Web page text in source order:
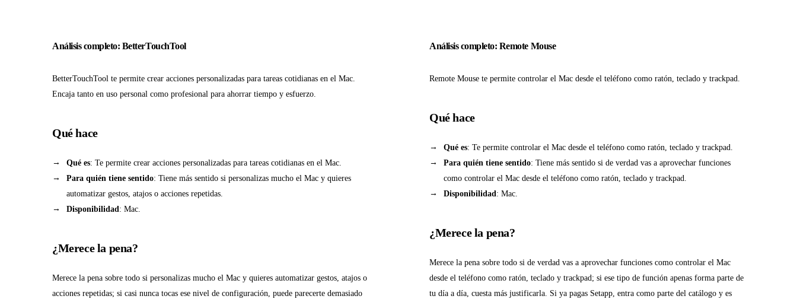
Análisis completo: BetterTouchTool
BetterTouchTool te permite crear acciones personalizadas para tareas cotidianas en el Mac.
Encaja tanto en uso personal como profesional para ahorrar tiempo y esfuerzo.
Qué hace
Qué es: Te permite crear acciones personalizadas para tareas cotidianas en el Mac.
Para quién tiene sentido: Tiene más sentido si personalizas mucho el Mac y quieres
automatizar gestos, atajos o acciones repetidas.
Disponibilidad: Mac.
¿Merece la pena?
Merece la pena sobre todo si personalizas mucho el Mac y quieres automatizar gestos, atajos o
acciones repetidas; si casi nunca tocas ese nivel de configuración, puede parecerte demasiado
Análisis completo: Remote Mouse
Remote Mouse te permite controlar el Mac desde el teléfono como ratón, teclado y trackpad.
Qué hace
Qué es: Te permite controlar el Mac desde el teléfono como ratón, teclado y trackpad.
Para quién tiene sentido: Tiene más sentido si de verdad vas a aprovechar funciones
como controlar el Mac desde el teléfono como ratón, teclado y trackpad.
Disponibilidad: Mac.
¿Merece la pena?
Merece la pena sobre todo si de verdad vas a aprovechar funciones como controlar el Mac
desde el teléfono como ratón, teclado y trackpad; si ese tipo de función apenas forma parte de
tu día a día, cuesta más justificarla. Si ya pagas Setapp, entra como parte del catálogo y es